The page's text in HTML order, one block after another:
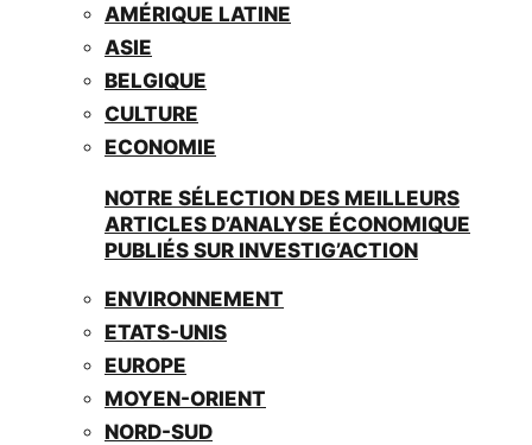
AMÉRIQUE LATINE
ASIE
BELGIQUE
CULTURE
ECONOMIE
NOTRE SÉLECTION DES MEILLEURS
ARTICLES D’ANALYSE ÉCONOMIQUE
PUBLIÉS SUR INVESTIG’ACTION
ENVIRONNEMENT
ETATS-UNIS
EUROPE
MOYEN-ORIENT
NORD-SUD